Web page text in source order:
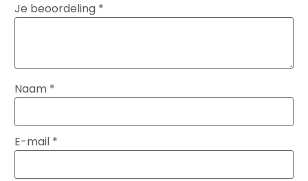
Je beoordeling *
Naam *
E-mail *